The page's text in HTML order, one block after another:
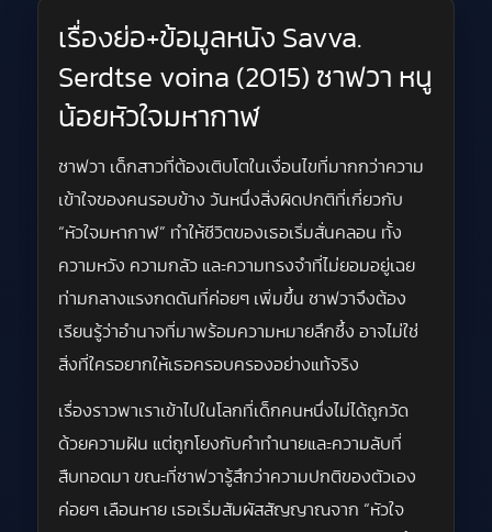
เรื่องย่อ+ข้อมูลหนัง Savva.
Serdtse voina (2015) ซาฟวา หนู
น้อยหัวใจมหากาฬ
ซาฟวา เด็กสาวที่ต้องเติบโตในเงื่อนไขที่มากกว่าความ
เข้าใจของคนรอบข้าง วันหนึ่งสิ่งผิดปกติที่เกี่ยวกับ
“หัวใจมหากาฬ” ทำให้ชีวิตของเธอเริ่มสั่นคลอน ทั้ง
ความหวัง ความกลัว และความทรงจำที่ไม่ยอมอยู่เฉย
ท่ามกลางแรงกดดันที่ค่อยๆ เพิ่มขึ้น ซาฟวาจึงต้อง
เรียนรู้ว่าอำนาจที่มาพร้อมความหมายลึกซึ้ง อาจไม่ใช่
สิ่งที่ใครอยากให้เธอครอบครองอย่างแท้จริง
เรื่องราวพาเราเข้าไปในโลกที่เด็กคนหนึ่งไม่ได้ถูกวัด
ด้วยความฝัน แต่ถูกโยงกับคำทำนายและความลับที่
สืบทอดมา ขณะที่ซาฟวารู้สึกว่าความปกติของตัวเอง
ค่อยๆ เลือนหาย เธอเริ่มสัมผัสสัญญาณจาก “หัวใจ